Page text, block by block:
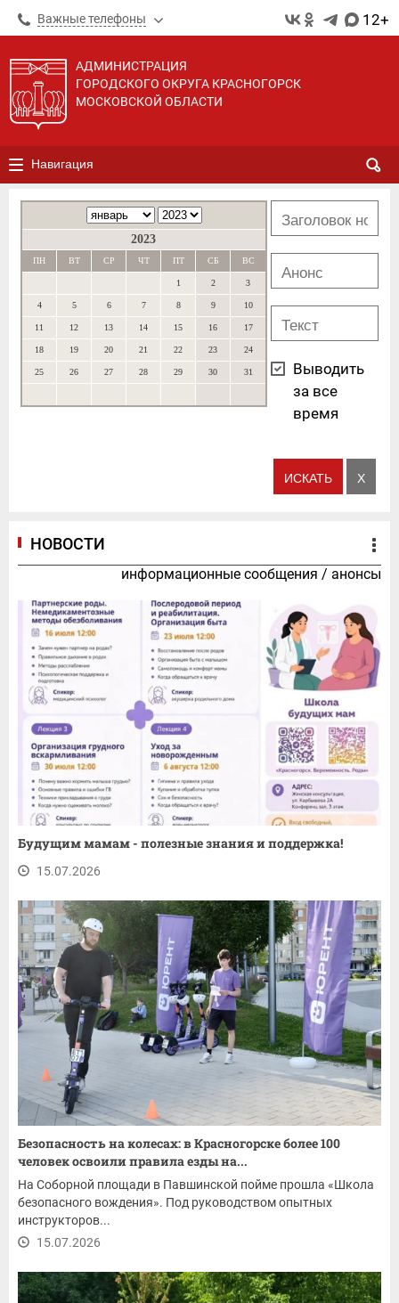
Важные телефоны 12+
АДМИНИСТРАЦИЯ
ГОРОДСКОГО ОКРУГА КРАСНОГОРСК
МОСКОВСКОЙ ОБЛАСТИ
Навигация
2023
ПН ВТ СР ЧТ ПТ СБ ВС
1 2 3
4 5 6 7 8 9 10
11 12 13 14 15 16 17
18 19 20 21 22 23 24
25 26 27 28 29 30 31
Выводить
за все
время
НОВОСТИ
информационные сообщения / анонсы
Будущим мамам - полезные знания и поддержка!
15.07.2026
Безопасность на колесах: в Красногорске более 100
человек освоили правила езды на...
На Соборной площади в Павшинской пойме прошла «Школа
безопасного вождения». Под руководством опытных
инструкторов...
15.07.2026